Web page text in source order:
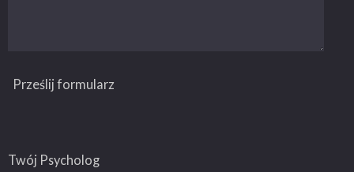
Prześlij formularz
Twój Psycholog